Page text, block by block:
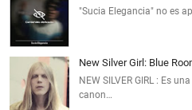
"Sucia Elegancia" no es
New Silver Girl: Blue
NEW SILVER GIRL : Es
canon…